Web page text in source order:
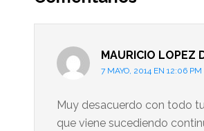
lector
MAURICIO LOPEZ
7 MAYO, 2014 EN 12:06 PM
Muy desacuerdo con todo
que viene sucediendo